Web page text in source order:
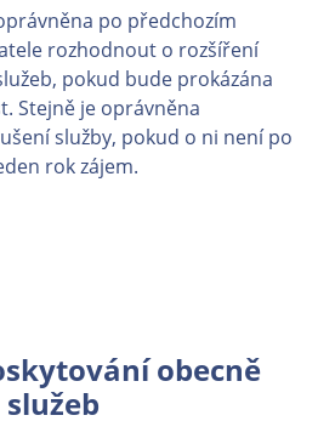
po předchozím
rozhodnout o rozšíření
pokud bude prokázána
Stejně je oprávněna
služby, pokud o ni není po
rok zájem.
obecně